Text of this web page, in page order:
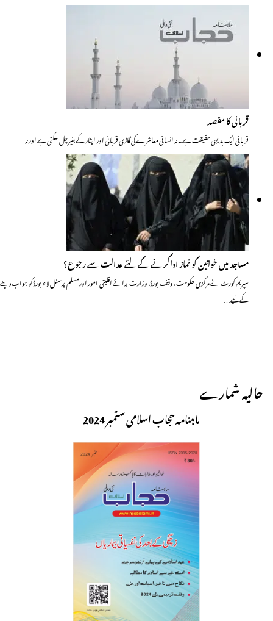
قربانی کا مقصد
قربانی ایک بدیہی حقیقت ہے۔ نہ انسانی معاشرے کی گاڑی قربانی اور ایثار کے بغیر چل سکتی ہے اور نہ…
مساجد میں خواتین کو نماز اداکرنے کے لئے عدالت سے رجوع؟
سپریم کورٹ نے مرکزی حکومت، وقف بورڈ، وزارت برائے اقلیتی امور اورمسلم پرسنل لاء بورڈ کو جواب دینے
کے لیے…
حالیہ شمارے
ماہنامہ حجاب اسلامی ستمبر 2024